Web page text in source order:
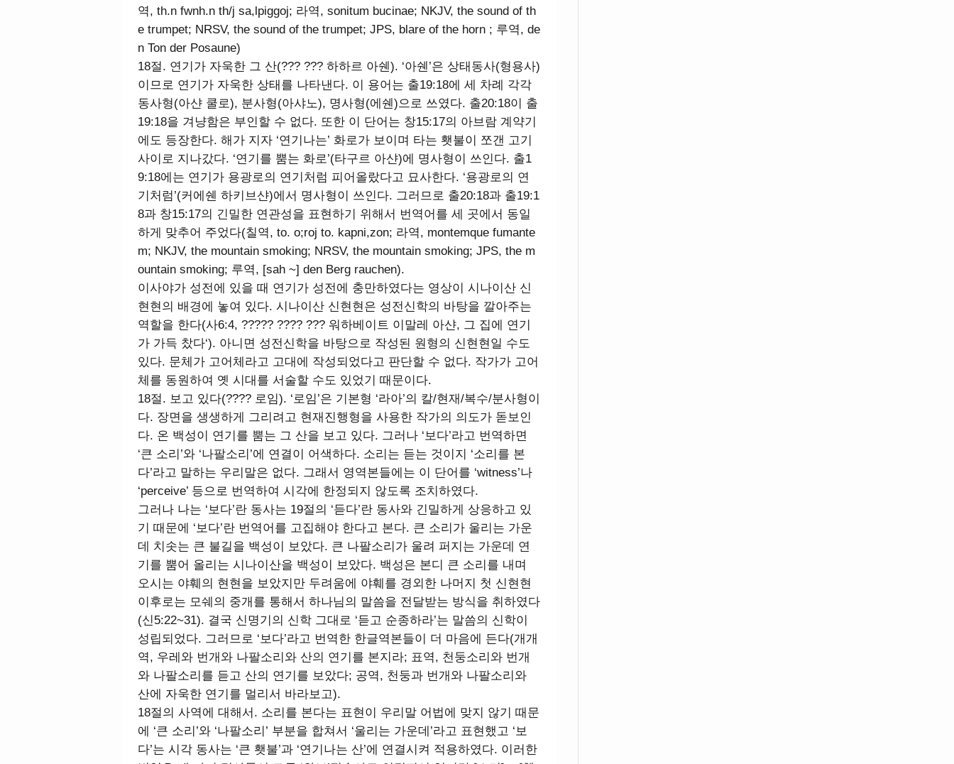
역, th.n fwnh.n th/j sa,lpiggoj; 라역, sonitum bucinae; NKJV, the sound of th
e trumpet; NRSV, the sound of the trumpet; JPS, blare of the horn ; 루역, de
n Ton der Posaune)
18절. 연기가 자욱한 그 산(??? ??? 하하르 아쉔). ‘아쉔’은 상태동사(형용사)
이므로 연기가 자욱한 상태를 나타낸다. 이 용어는 출19:18에 세 차례 각각
동사형(아샨 쿨로), 분사형(아샤노), 명사형(에쉔)으로 쓰였다. 출20:18이 출
19:18을 겨냥함은 부인할 수 없다. 또한 이 단어는 창15:17의 아브람 계약기
에도 등장한다. 해가 지자 ‘연기나는’ 화로가 보이며 타는 횃불이 쪼갠 고기
사이로 지나갔다. ‘연기를 뿜는 화로’(타구르 아샨)에 명사형이 쓰인다. 출1
9:18에는 연기가 용광로의 연기처럼 피어올랐다고 묘사한다. ‘용광로의 연
기처럼’(커에쉔 하키브샨)에서 명사형이 쓰인다. 그러므로 출20:18과 출19:1
8과 창15:17의 긴밀한 연관성을 표현하기 위해서 번역어를 세 곳에서 동일
하게 맞추어 주었다(칠역, to. o;roj to. kapni,zon; 라역, montemque fumante
m; NKJV, the mountain smoking; NRSV, the mountain smoking; JPS, the m
ountain smoking; 루역, [sah ~] den Berg rauchen).
이사야가 성전에 있을 때 연기가 성전에 충만하였다는 영상이 시나이산 신
현현의 배경에 놓여 있다. 시나이산 신현현은 성전신학의 바탕을 깔아주는
역할을 한다(사6:4, ????? ???? ??? 워하베이트 이말레 아샨, 그 집에 연기
가 가득 찼다‘). 아니면 성전신학을 바탕으로 작성된 원형의 신현현일 수도
있다. 문체가 고어체라고 고대에 작성되었다고 판단할 수 없다. 작가가 고어
체를 동원하여 옛 시대를 서술할 수도 있었기 때문이다.
18절. 보고 있다(???? 로임). ‘로임’은 기본형 ‘라아’의 칼/현재/복수/분사형이
다. 장면을 생생하게 그리려고 현재진행형을 사용한 작가의 의도가 돋보인
다. 온 백성이 연기를 뿜는 그 산을 보고 있다. 그러나 ‘보다’라고 번역하면
‘큰 소리’와 ‘나팔소리’에 연결이 어색하다. 소리는 듣는 것이지 ‘소리를 본
다’라고 말하는 우리말은 없다. 그래서 영역본들에는 이 단어를 ‘witness’나
‘perceive’ 등으로 번역하여 시각에 한정되지 않도록 조치하였다.
그러나 나는 ‘보다’란 동사는 19절의 ‘듣다’란 동사와 긴밀하게 상응하고 있
기 때문에 ‘보다’란 번역어를 고집해야 한다고 본다. 큰 소리가 울리는 가운
데 치솟는 큰 불길을 백성이 보았다. 큰 나팔소리가 울려 퍼지는 가운데 연
기를 뿜어 올리는 시나이산을 백성이 보았다. 백성은 본디 큰 소리를 내며
오시는 야훼의 현현을 보았지만 두려움에 야훼를 경외한 나머지 첫 신현현
이후로는 모쉐의 중개를 통해서 하나님의 말씀을 전달받는 방식을 취하였다
(신5:22~31). 결국 신명기의 신학 그대로 ‘듣고 순종하라’는 말씀의 신학이
성립되었다. 그러므로 ‘보다’라고 번역한 한글역본들이 더 마음에 든다(개개
역, 우레와 번개와 나팔소리와 산의 연기를 본지라; 표역, 천둥소리와 번개
와 나팔소리를 듣고 산의 연기를 보았다; 공역, 천둥과 번개와 나팔소리와
산에 자욱한 연기를 멀리서 바라보고).
18절의 사역에 대해서. 소리를 본다는 표현이 우리말 어법에 맞지 않기 때문
에 ‘큰 소리’와 ‘나팔소리’ 부분을 합쳐서 ‘울리는 가운데’라고 표현했고 ‘보
다’는 시각 동사는 ‘큰 횃불’과 ‘연기나는 산’에 연결시켜 적용하였다. 이러한